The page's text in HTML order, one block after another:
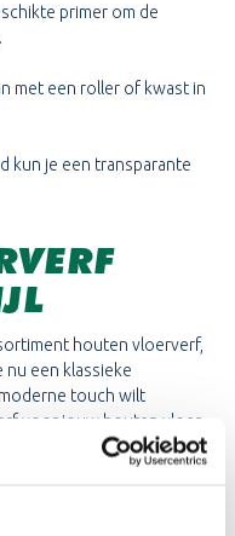
primer om de
met een roller of kwast in
kun je een transparante
houten vloerverf,
nu een klassieke
touch wilt
voor jouw houten vloer.
aantrekkelijk, maar